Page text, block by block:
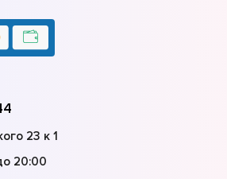
23 к 1
20:00